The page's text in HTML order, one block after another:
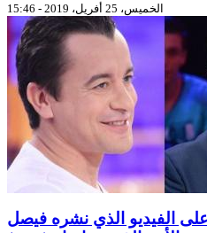
الخميس، 25 أفريل، 2019 - 15:46
الفيديو الذي نشره فيصل